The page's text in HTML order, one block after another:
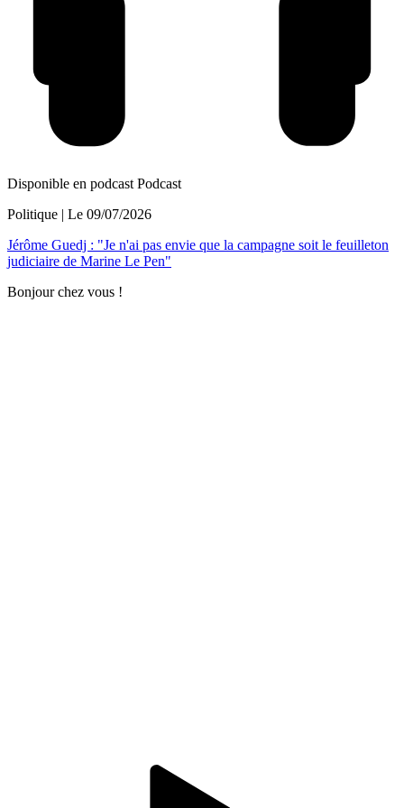
Disponible en podcast Podcast
Politique | Le 09/07/2026
Jérôme Guedj : "Je n'ai pas envie que la campagne soit le feuilleton
judiciaire de Marine Le Pen"
Bonjour chez vous !